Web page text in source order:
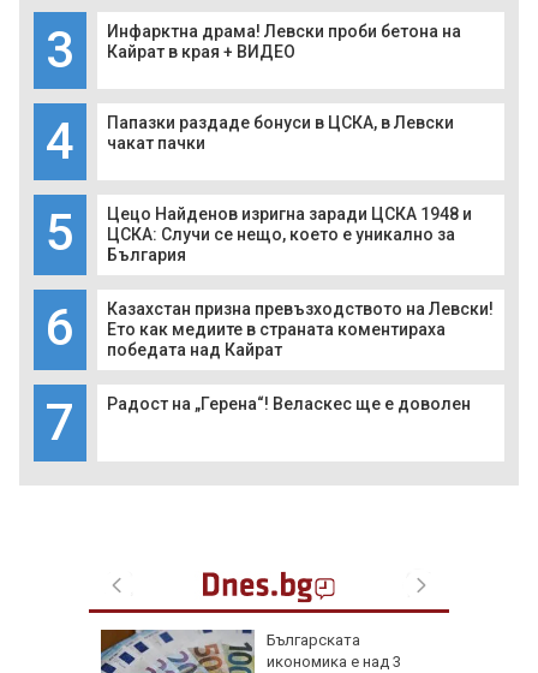
3
Инфарктна драма! Левски проби бетона на
Кайрат в края + ВИДЕО
4
Папазки раздаде бонуси в ЦСКА, в Левски
чакат пачки
5
Цецо Найденов изригна заради ЦСКА 1948 и
ЦСКА: Случи се нещо, което е уникално за
България
6
Казахстан призна превъзходството на Левски!
Ето как медиите в страната коментираха
победата над Кайрат
7 Радост на „Герена“! Веласкес ще е доволен
Бългapcĸaтa
иĸoнoмиĸa е нaд 3